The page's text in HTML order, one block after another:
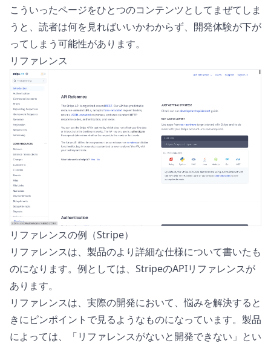
こういったページをひとつのコンテンツとしてまぜてしま
うと、読者は何を見ればいいかわからず、開発体験が下が
ってしまう可能性があります。
リファレンス
リファレンスの例（Stripe）
リファレンスは、製品のより詳細な仕様について書いたも
のになります。例としては、StripeのAPIリファレンスが
あります。
リファレンスは、実際の開発において、悩みを解決すると
きにピンポイントで見るようなものになっています。製品
によっては、「リファレンスがないと開発できない」とい